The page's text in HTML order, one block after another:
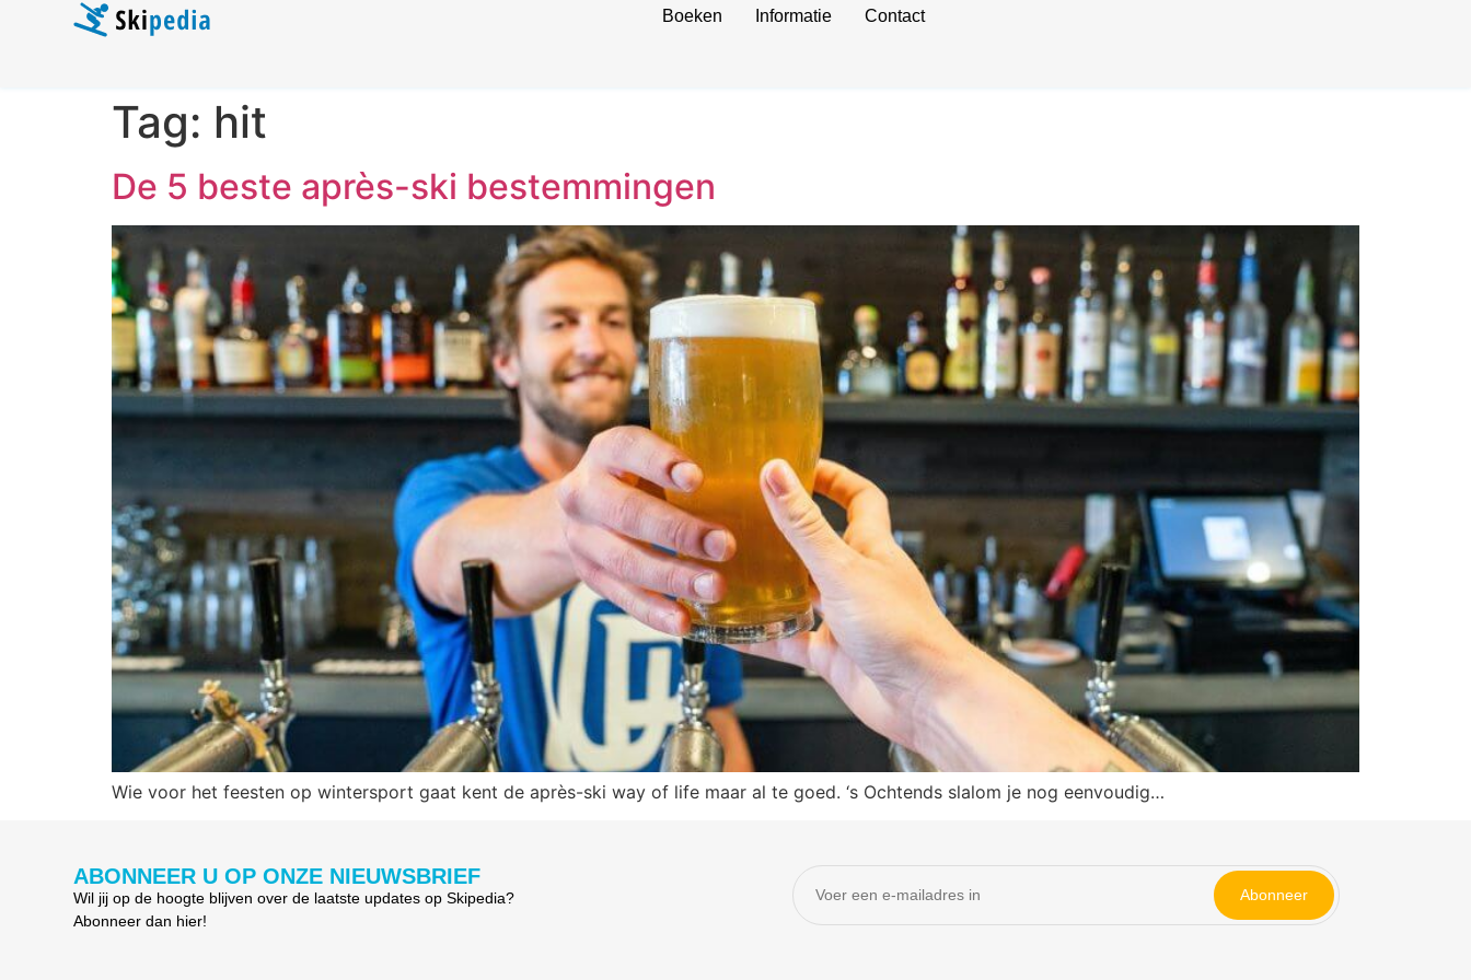
Boeken Informatie Contact
Tag: hit
De 5 beste après-ski bestemmingen
Wie voor het feesten op wintersport gaat kent de après-ski way of life maar al te goed. ‘s Ochtends slalom je nog eenvoudig…
ABONNEER U OP ONZE NIEUWSBRIEF
Wil jij op de hoogte blijven over de laatste updates op Skipedia?
Abonneer dan hier!
Abonneer